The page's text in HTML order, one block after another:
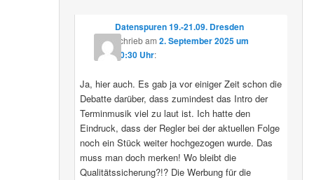
Datenspuren 19.-21.09. Dresden
schriebam 2. September 2025 um
10:30 Uhr:
Ja, hier auch. Es gab ja vor einiger Zeit schon die
Debatte darüber, dass zumindest das Intro der
Terminmusik viel zu laut ist. Ich hatte den
Eindruck, dass der Regler bei der aktuellen Folge
noch ein Stück weiter hochgezogen wurde. Das
muss man doch merken! Wo bleibt die
Qualitätssicherung?!? Die Werbung für die